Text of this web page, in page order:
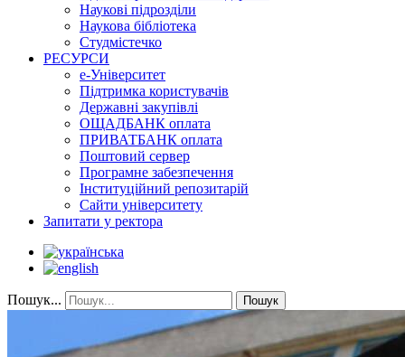
Наукові підрозділи
Наукова бібліотека
Студмістечко
РЕСУРСИ
е-Університет
Підтримка користувачів
Державні закупівлі
ОЩАДБАНК оплата
ПРИВАТБАНК оплата
Поштовий сервер
Програмне забезпечення
Інституційний репозитарій
Сайти університету
Запитати у ректора
Пошук... Пошук